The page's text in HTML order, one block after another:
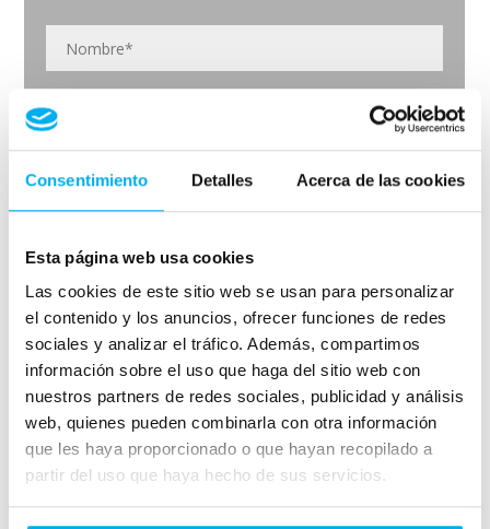
Consentimiento Detalles Acerca de las cookies
Esta página web usa cookies
Las cookies de este sitio web se usan para personalizar
el contenido y los anuncios, ofrecer funciones de redes
sociales y analizar el tráfico. Además, compartimos
información sobre el uso que haga del sitio web con
nuestros partners de redes sociales, publicidad y análisis
web, quienes pueden combinarla con otra información
que les haya proporcionado o que hayan recopilado a
partir del uso que haya hecho de sus servicios.
He leído y acepto lasCondiciones legalesy lapolítica